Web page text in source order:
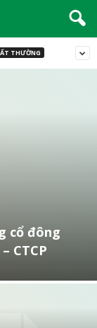
THƯỜNG
cổ đông
CTCP